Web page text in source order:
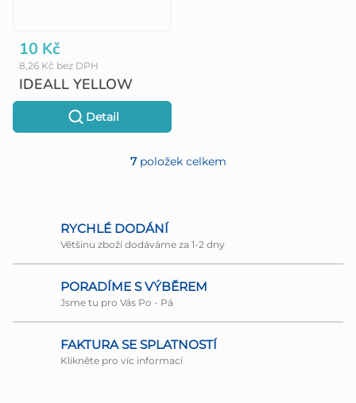
IDEALL YELLOW
8,26 Kč bez DPH
10 Kč
Detail
O
á
d
c
í
7položek celkem
RYCHLÉ DODÁNÍ
Většinu zboží dodáváme za 1-2 dny
PORADÍME S VÝBĚREM
Jsme tu pro Vás Po - Pá
FAKTURA SE SPLATNOSTÍ
Klikněte pro víc informací